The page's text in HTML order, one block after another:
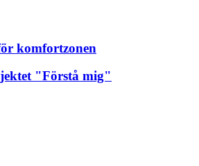
komfortzonen
"Förstå mig"